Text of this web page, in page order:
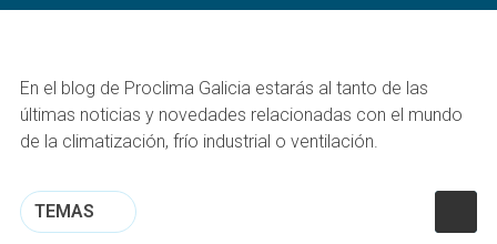
En el blog de Proclima Galicia estarás al tanto de las
últimas noticias y novedades relacionadas con el mundo
de la climatización, frío industrial o ventilación.
TEMAS